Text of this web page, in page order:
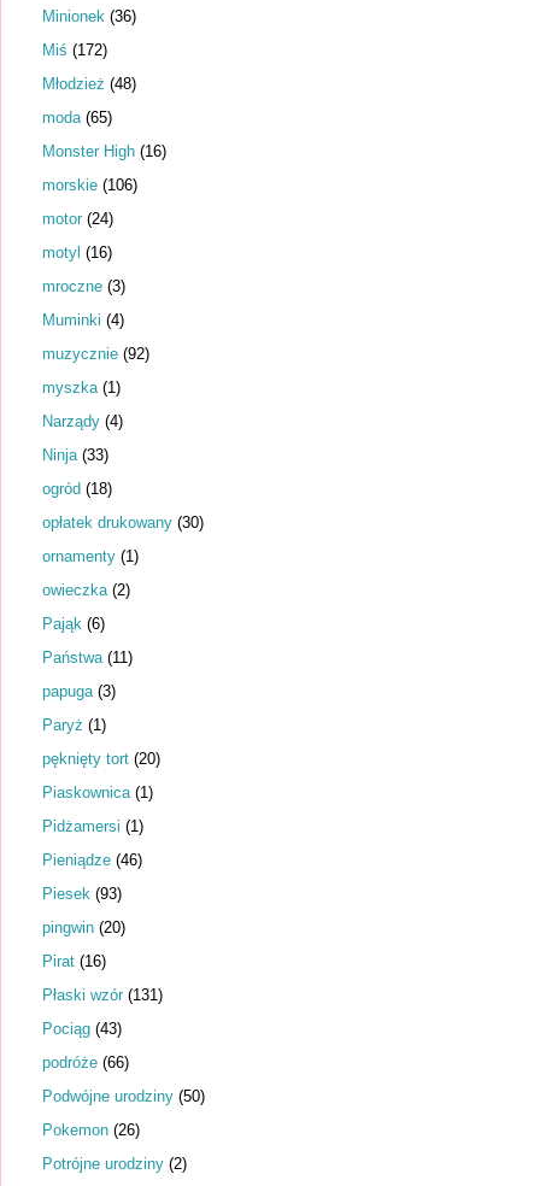
Minionek (36)
Miś (172)
Młodzież (48)
moda (65)
Monster High (16)
morskie (106)
motor (24)
motyl (16)
mroczne (3)
Muminki (4)
muzycznie (92)
myszka (1)
Narządy (4)
Ninja (33)
ogród (18)
opłatek drukowany (30)
ornamenty (1)
owieczka (2)
Pająk (6)
Państwa (11)
papuga (3)
Paryż (1)
pęknięty tort (20)
Piaskownica (1)
Pidżamersi (1)
Pieniądze (46)
Piesek (93)
pingwin (20)
Pirat (16)
Płaski wzór (131)
Pociąg (43)
podróże (66)
Podwójne urodziny (50)
Pokemon (26)
Potrójne urodziny (2)